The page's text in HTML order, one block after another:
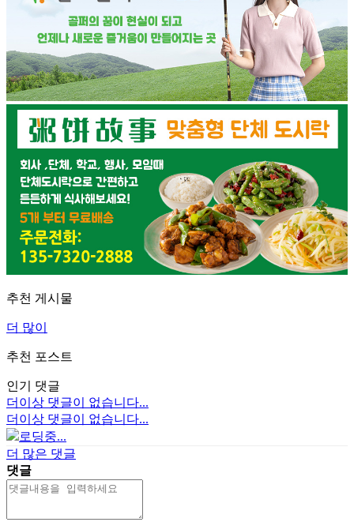
추천 게시물
더 많이
추천 포스트
인기 댓글
더이상 댓글이 없습니다...
더이상 댓글이 없습니다...
로딩중...
더 많은 댓글
댓글